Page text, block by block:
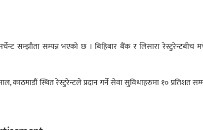
सम्झौता सम्पन्न भएको छ । बिहिबार बैंक र लिसारा रेस्टुरेन्टबीच
स्थित रेस्टुरेन्टले प्रदान गर्ने सेवा सुविधाहरुमा १० प्रतिशत